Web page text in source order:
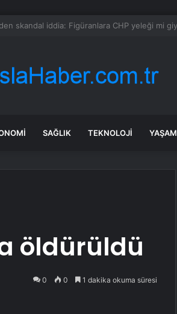
patır patır düşüyor
SAĞLIK TEKNOLOJI YAŞAM
öldürüldü
0 0 1 dakika okuma süresi